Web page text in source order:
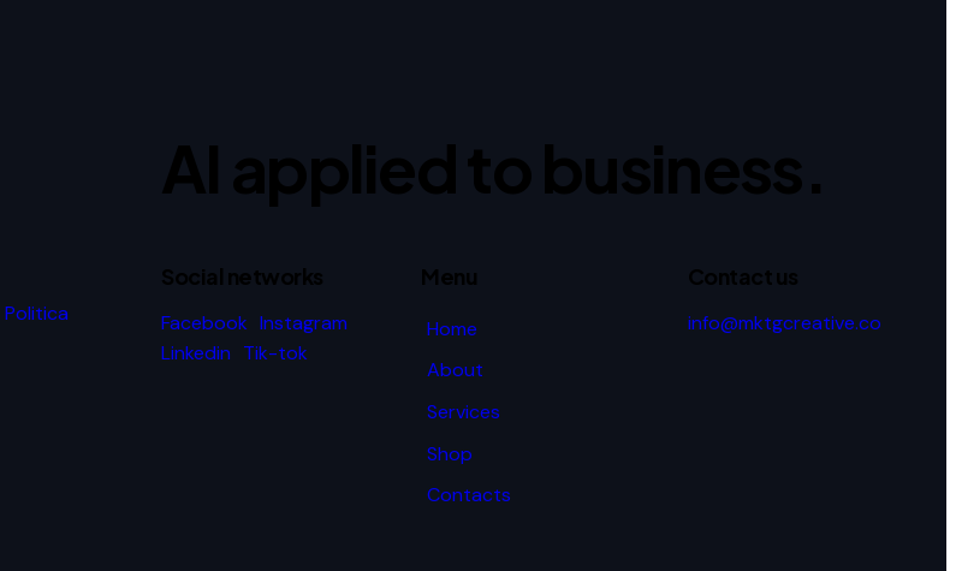
AI applied to business.
Politica
Social networks
Facebook Instagram
Linkedin Tik-tok
Menu
Home
About
Services
Shop
Contacts
Contact us
info@mktgcreative.co